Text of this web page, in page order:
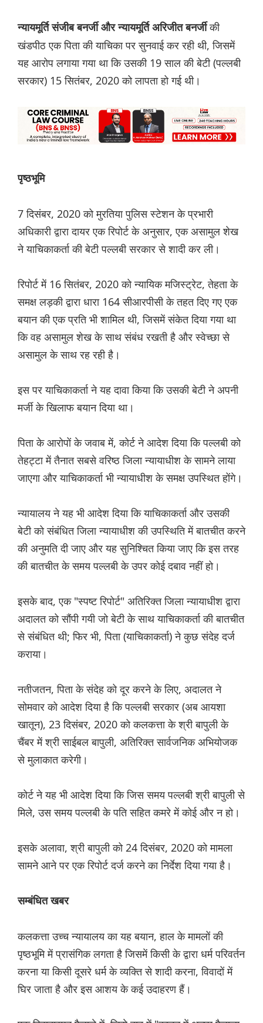
न्यायमूर्ति संजीब बनर्जी और न्यायमूर्ति अरिजीत बनर्जीकी
खंडपीठ एक पिता की याचिका पर सुनवाई कर रही थी, जिसमें
यह आरोप लगाया गया था कि उसकी 19 साल की बेटी (पल्लबी
सरकार) 15 सितंबर, 2020 को लापता हो गई थी।
पृष्ठभूमि
7 दिसंबर, 2020 को मुरतिया पुलिस स्टेशन के प्रभारी
अधिकारी द्वारा दायर एक रिपोर्ट के अनुसार, एक असामुल शेख
ने याचिकाकर्ता की बेटी पल्लबी सरकार से शादी कर ली।
रिपोर्ट में 16 सितंबर, 2020 को न्यायिक मजिस्ट्रेट, तेहता के
समक्ष लड़की द्वारा धारा 164 सीआरपीसी के तहत दिए गए एक
बयान की एक प्रति भी शामिल थी, जिसमें संकेत दिया गया था
कि वह असामुल शेख के साथ संबंध रखती है और स्वेच्छा से
असामुल के साथ रह रही है।
इस पर याचिकाकर्ता ने यह दावा किया कि उसकी बेटी ने अपनी
मर्जी के खिलाफ बयान दिया था।
पिता के आरोपों के जवाब में, कोर्ट ने आदेश दिया कि पल्लबी को
तेहट्टा में तैनात सबसे वरिष्ठ जिला न्यायाधीश के सामने लाया
जाएगा और याचिकाकर्ता भी न्यायाधीश के समक्ष उपस्थित होंगे।
न्यायालय ने यह भी आदेश दिया कि याचिकाकर्ता और उसकी
बेटी को संबंधित जिला न्यायाधीश की उपस्थिति में बातचीत करने
की अनुमति दी जाए और यह सुनिश्चित किया जाए कि इस तरह
की बातचीत के समय पल्लबी के उपर कोई दबाव नहीं हो।
इसके बाद, एक "स्पष्ट रिपोर्ट" अतिरिक्त जिला न्यायाधीश द्वारा
अदालत को सौंपी गयी जो बेटी के साथ याचिकाकर्ता की बातचीत
से संबंधित थी; फिर भी, पिता (याचिकाकर्ता) ने कुछ संदेह दर्ज
कराया।
नतीजतन, पिता के संदेह को दूर करने के लिए, अदालत ने
सोमवार को आदेश दिया है कि पल्लबी सरकार (अब आयशा
खातून), 23 दिसंबर, 2020 को कलकत्ता के श्री बापुली के
चैंबर में श्री साईबल बापुली, अतिरिक्त सार्वजनिक अभियोजक
से मुलाकात करेगी।
कोर्ट ने यह भी आदेश दिया कि जिस समय पल्लबी श्री बापुली से
मिले, उस समय पल्लबी के पति सहित कमरे में कोई और न हो।
इसके अलावा, श्री बापुली को 24 दिसंबर, 2020 को मामला
सामने आने पर एक रिपोर्ट दर्ज करने का निर्देश दिया गया है।
सम्बंधित खबर
कलकत्ता उच्च न्यायालय का यह बयान, हाल के मामलों की
पृष्ठभूमि में प्रासंगिक लगता है जिसमें किसी के द्वारा धर्म परिवर्तन
करना या किसी दूसरे धर्म के व्यक्ति से शादी करना, विवादों में
घिर जाता है और इस आशय के कई उदाहरण हैं।